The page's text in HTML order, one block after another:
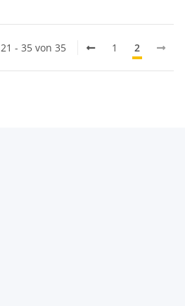
- 35 von 35 1 2